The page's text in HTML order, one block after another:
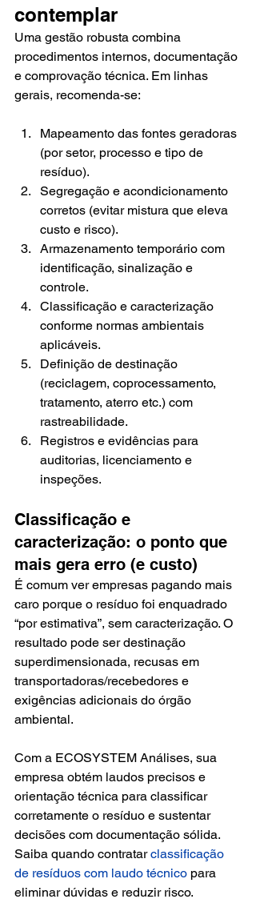
contemplar
Uma gestão robusta combina
procedimentos internos, documentação
e comprovação técnica. Em linhas
gerais, recomenda-se:
Mapeamento das fontes geradoras
(por setor, processo e tipo de
resíduo).
Segregação e acondicionamento
corretos (evitar mistura que eleva
custo e risco).
Armazenamento temporário com
identificação, sinalização e
controle.
Classificação e caracterização
conforme normas ambientais
aplicáveis.
Definição de destinação
(reciclagem, coprocessamento,
tratamento, aterro etc.) com
rastreabilidade.
Registros e evidências para
auditorias, licenciamento e
inspeções.
Classificação e
caracterização: o ponto que
mais gera erro (e custo)
É comum ver empresas pagando mais
caro porque o resíduo foi enquadrado
“por estimativa”, sem caracterização. O
resultado pode ser destinação
superdimensionada, recusas em
transportadoras/recebedores e
exigências adicionais do órgão
ambiental.
Com a ECOSYSTEM Análises, sua
empresa obtém laudos precisos e
orientação técnica para classificar
corretamente o resíduo e sustentar
decisões com documentação sólida.
Saiba quando contratar classificação
de resíduos com laudo técnico para
eliminar dúvidas e reduzir risco.